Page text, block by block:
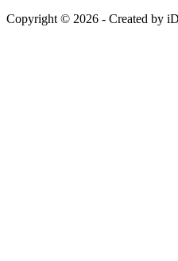
Copyright © 2026 - Created by